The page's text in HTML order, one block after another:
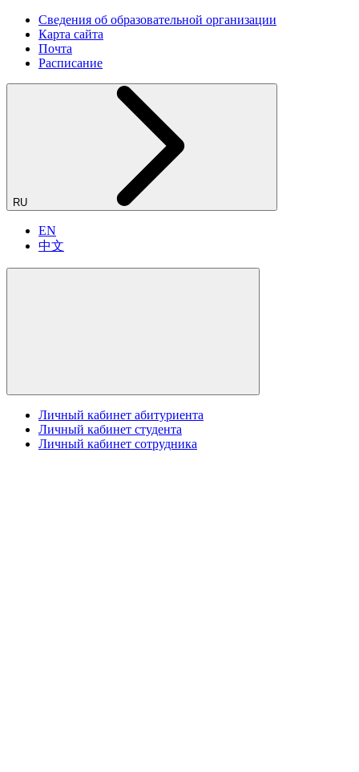
Сведения об образовательной организации
Карта сайта
Почта
Расписание
RU
EN
中文
Личный кабинет абитуриента
Личный кабинет студента
Личный кабинет сотрудника